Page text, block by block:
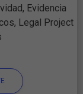
Evidencia
Legal Project